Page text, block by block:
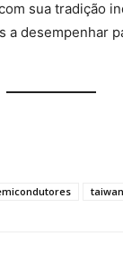
sua tradição
a desempenhar
taiwan